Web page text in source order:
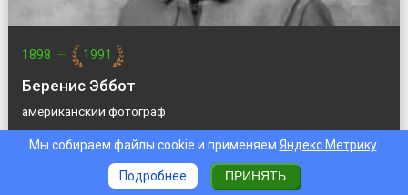
1898 — 1991
Беренис Эббот
американский фотограф
Мы собираем файлы cookie и применяем Яндекс.Метрику.
Подробнее ПРИНЯТЬ